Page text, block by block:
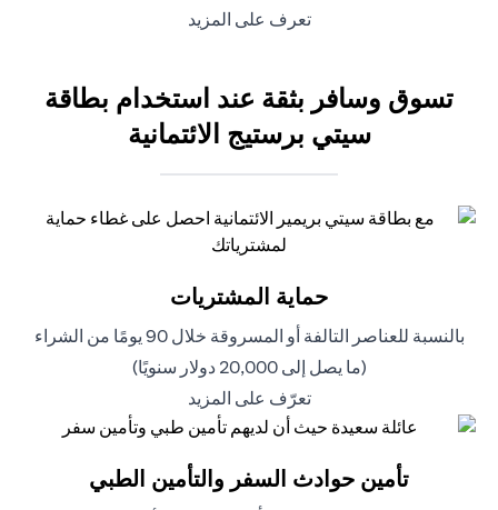
تعرف على المزيد
تسوق وسافر بثقة عند استخدام بطاقة
سيتي برستيج الائتمانية
حماية المشتريات
بالنسبة للعناصر التالفة أو المسروقة خلال 90 يومًا من الشراء
(ما يصل إلى 20,000 دولار سنويًا)
تعرّف على المزيد
تأمين حوادث السفر والتأمين الطبي